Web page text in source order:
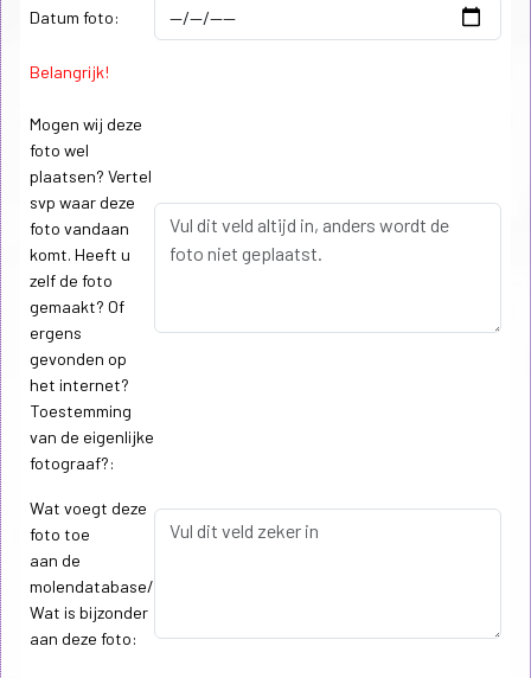
Datum foto:
Belangrijk!
Mogen wij deze
foto wel
plaatsen? Vertel
svp waar deze
foto vandaan
komt. Heeft u
zelf de foto
gemaakt? Of
ergens
gevonden op
het internet?
Toestemming
van de eigenlijke
fotograaf?:
Wat voegt deze
foto toe
aan de
molendatabase/
Wat is bijzonder
aan deze foto: